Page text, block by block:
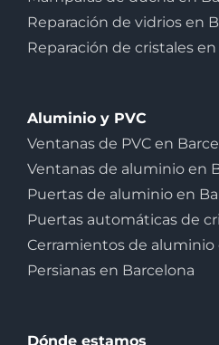
Reparación de vidrios en
Reparación de cristales
Aluminio y PVC
Ventanas de PVC en
Ventanas de aluminio en
Puertas de aluminio en
Puertas automáticas de
Cerramientos de aluminio
Persianas en Barcelona
Dónde estamos